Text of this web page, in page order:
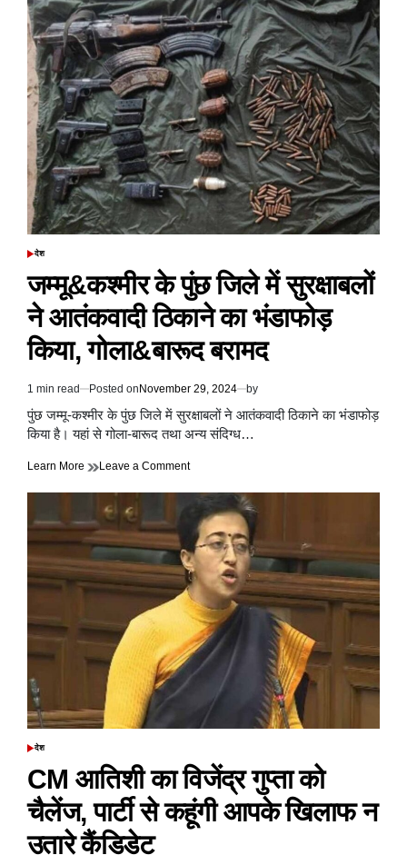
में
वायु
प्रदूषण
से
स्थिति
लगातार
खराब,
एक्यूआई
‘बहुत
खराब’
श्रेणी
में
दर्ज
POSTED
देश
जम्मू&कश्मीर के पुंछ जिले में सुरक्षाबलों
ने आतंकवादी ठिकाने का भंडाफोड़
किया, गोला&बारूद बरामद
Estimated
read
time
1 min read Posted on November 29, 2024 by
पुंछ जम्मू-कश्मीर के पुंछ जिले में सुरक्षाबलों ने आतंकवादी ठिकाने का भंडाफोड़
किया है। यहां से गोला-बारूद तथा अन्य संदिग्ध…
Learn More Leave a Commenton
जिले
सुरक्षाबलों
ने
आतंकवादी
ठिकाने
का
भंडाफोड़
किया,
गोला&बारूद
POSTED
देश
CM आतिशी का विजेंद्र गुप्ता को
चैलेंज, पार्टी से कहूंगी आपके खिलाफ न
उतारे कैंडिडेट